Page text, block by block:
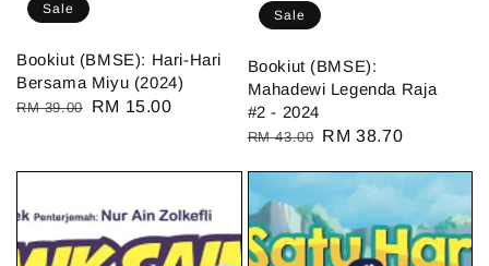
Sale
Bookiut (BMSE): Hari-Hari
Bersama Miyu (2024)
Regular
RM 39.00
Sale
RM 15.00
Sale
Bookiut (BMSE):
Mahadewi Legenda Raja
#2 - 2024
Regular
RM 43.00 Sale
RM 38.70